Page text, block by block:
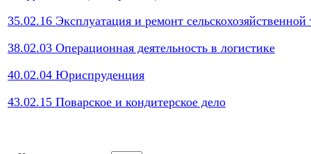
35.02.16 Эксплуатация и ремонт
38.02.03 Операционная деятельность в логистике
40.02.04 Юриспруденция
43.02.15 Поварское и кондитерское дело